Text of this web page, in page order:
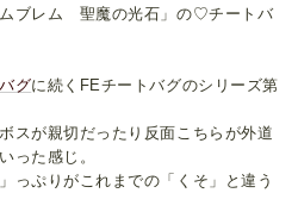
ムブレム 聖魔の光石」の♡チートバ
グに続くFEチートバグのシリーズ第
が親切だったり反面こちらが外道
った感じ。
っぷりがこれまでの「くそ」と違う